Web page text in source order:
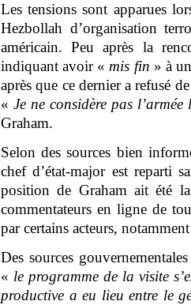
Les tensions sont apparues
Hezbollah d’organisation
américain. Peu après la
indiquant avoir « mis fin » à
après que ce dernier a refusé
« Je ne considère pas
Graham.
Selon des sources bien
chef d’état-major est reparti
position de Graham ait été
commentateurs en ligne de
par certains acteurs,
Des sources
« le programme de la visite
productive a eu lieu entre le